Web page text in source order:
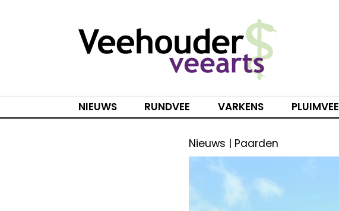
NIEUWS RUNDVEE VARKENS PLUIMVEE
Nieuws | Paarden